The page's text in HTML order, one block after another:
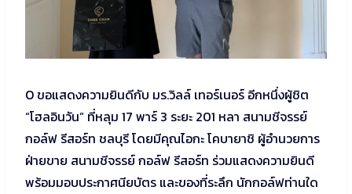
O ขอแสดงความยินดีกับ มร.วิลล์ เทอร์เนอร์ อีกหนึ่งผู้ชิต
“โฮลอินวัน” ที่หลุม 17 พาร์ 3 ระยะ 201 หลา สนามชีจรรย์
กอล์ฟ รีสอร์ท ชลบุรี โดยมีคุณไอกะ โคบายาชิ ผู้อำนวยการ
ฝ่ายขาย สนามชีจรรย์ กอล์ฟ รีสอร์ท ร่วมแสดงความยินดี
พร้อมมอบประกาศนียบัตร และของที่ระลึก นักกอล์ฟท่านใด